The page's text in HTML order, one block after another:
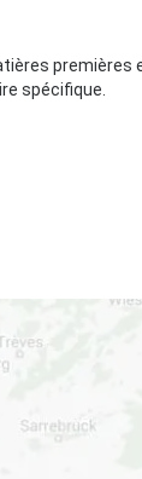
premières
spécifique.